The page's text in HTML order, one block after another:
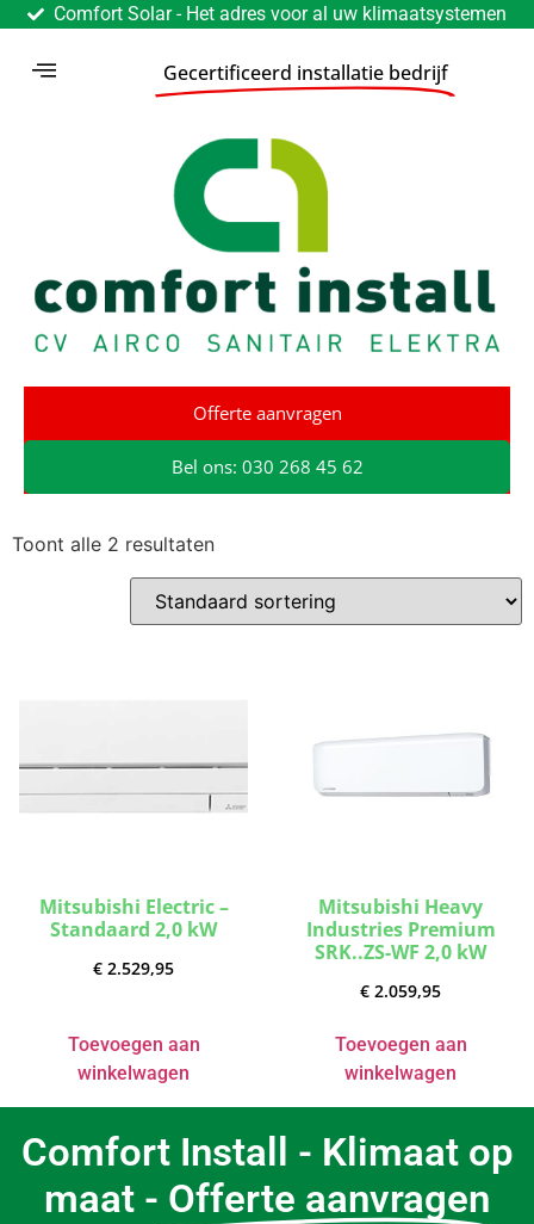
Comfort Solar - Het adres voor al uw klimaatsystemen
Gecertificeerd installatie bedrijf
Offerte aanvragen
Bel ons: 030 268 45 62
Toont alle 2 resultaten
Mitsubishi Electric –
Standaard 2,0 kW
€ 2.529,95
Toevoegen aan
winkelwagen
Mitsubishi Heavy
Industries Premium
SRK..ZS-WF 2,0 kW
€ 2.059,95
Toevoegen aan
winkelwagen
Comfort Install - Klimaat op
maat - Offerte aanvragen